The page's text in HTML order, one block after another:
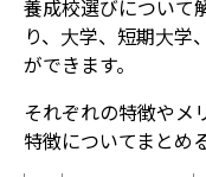
養成校選びについて
り、大学、短期大学
ができます。
それぞれの特徴やメ
特徴についてまとめ